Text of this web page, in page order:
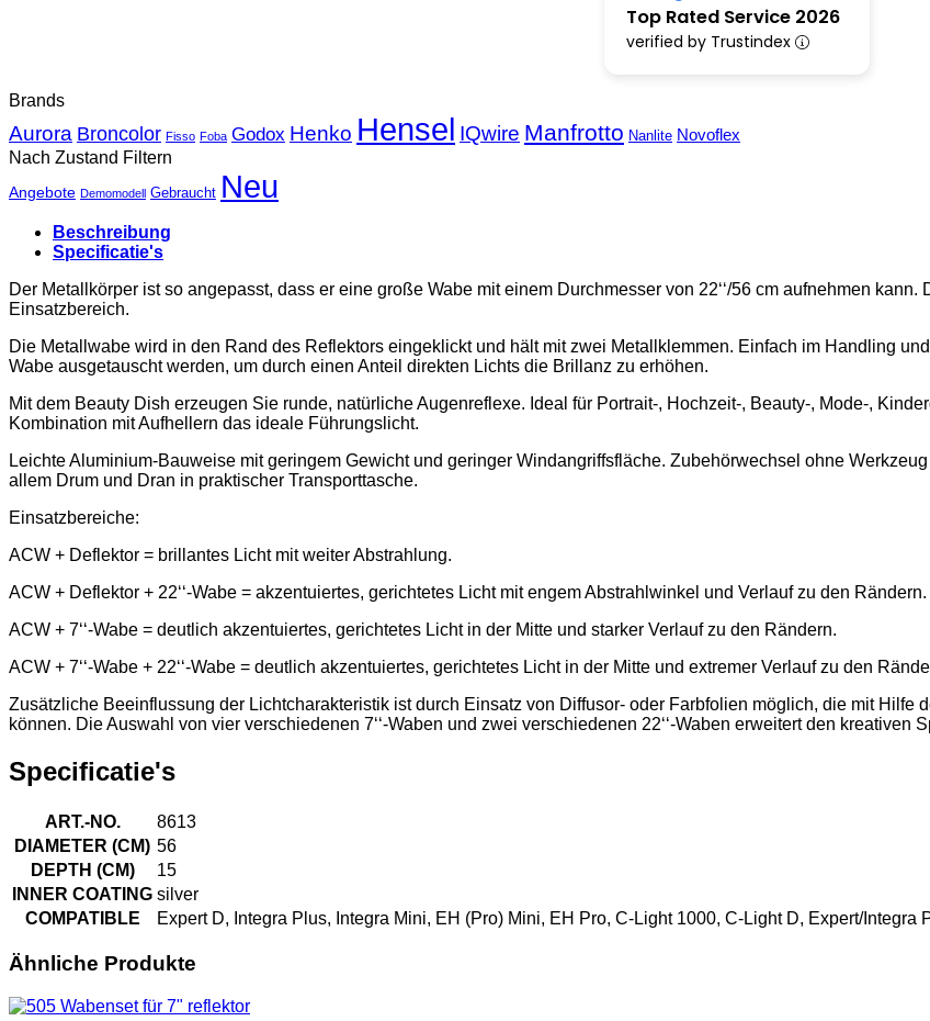
Top Rated Service 2026
verified by Trustindex
Brands
Aurora Broncolor Fisso Foba Godox Henko Hensel IQwire Manfrotto Nanlite Novoflex
Nach Zustand Filtern
Angebote Demomodell Gebraucht Neu
Beschreibung
Specificatie's
Der Metallkörper ist so angepasst, dass er eine große Wabe mit einem Durchmesser von 22‘‘/56 cm aufnehmen
Einsatzbereich.
Die Metallwabe wird in den Rand des Reflektors eingeklickt und hält mit zwei Metallklemmen. Einfach im Handling
Wabe ausgetauscht werden, um durch einen Anteil direkten Lichts die Brillanz zu erhöhen.
Mit dem Beauty Dish erzeugen Sie runde, natürliche Augenreflexe. Ideal für Portrait-, Hochzeit-, Beauty-, Mode-,
Kombination mit Aufhellern das ideale Führungslicht.
Leichte Aluminium-Bauweise mit geringem Gewicht und geringer Windangriffsfläche. Zubehörwechsel ohne
allem Drum und Dran in praktischer Transporttasche.
Einsatzbereiche:
ACW + Deflektor = brillantes Licht mit weiter Abstrahlung.
ACW + Deflektor + 22‘‘-Wabe = akzentuiertes, gerichtetes Licht mit engem Abstrahlwinkel und Verlauf zu den Rändern.
ACW + 7‘‘-Wabe = deutlich akzentuiertes, gerichtetes Licht in der Mitte und starker Verlauf zu den Rändern.
ACW + 7‘‘-Wabe + 22‘‘-Wabe = deutlich akzentuiertes, gerichtetes Licht in der Mitte und extremer Verlauf zu den
Zusätzliche Beeinflussung der Lichtcharakteristik ist durch Einsatz von Diffusor- oder Farbfolien möglich, die mit Hilfe
können. Die Auswahl von vier verschiedenen 7‘‘-Waben und zwei verschiedenen 22‘‘-Waben erweitert den kreativen
Specificatie's
ART.-NO.
8613
DIAMETER (CM) 56
DEPTH (CM)
15
INNER COATING silver
COMPATIBLE
Expert D, Integra Plus, Integra Mini, EH (Pro) Mini, EH Pro, C-Light 1000, C-Light D, Expert/Integra
Ähnliche Produkte